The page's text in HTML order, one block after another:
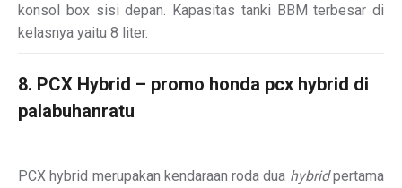
konsol box sisi depan. Kapasitas tanki BBM terbesar di
kelasnya yaitu 8 liter.
8. PCX Hybrid – promo honda pcx hybrid di
palabuhanratu
PCX hybrid merupakan kendaraan roda dua hybridpertama